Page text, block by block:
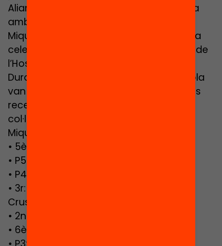
Aliances per a l’èxit educatiu» en aliança
amb l’Institut Català de Paleontologia
Miquel Crusafont. Aquesta jornada es va
celebrar el 30 d’abril de 2015 a l’Auditori de
l’Hospital Taulí de Sabadell.
Durant la jornada, els alumnes de l’escola
van presentar un tast dels projectes i les
recerques fetes a l’aula amb la
col·laboració dels investigadors de l’ICP
Miquel Crusafont:
• 5è: Història de la vida a la Terra
• P5 i 1r: Els dinosaures
• P4: El dents de sabre
• 3r: El Museu de Paleontologia Miquel
Crusafont
• 2n: Com llegim els ossos?
• 6è: Com evolucionem?